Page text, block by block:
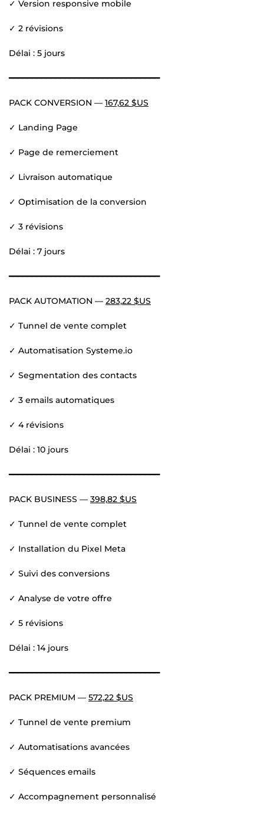
✓ Version responsive mobile
✓ 2 révisions
Délai : 5 jours
━━━━━━━━━━━━━━━━━━━━━━━━━━━━━━━━
PACK CONVERSION — 167,62 $US
✓ Landing Page
✓ Page de remerciement
✓ Livraison automatique
✓ Optimisation de la conversion
✓ 3 révisions
Délai : 7 jours
━━━━━━━━━━━━━━━━━━━━━━━━━━━━━━━━
PACK AUTOMATION — 283,22 $US
✓ Tunnel de vente complet
✓ Automatisation Systeme.io
✓ Segmentation des contacts
✓ 3 emails automatiques
✓ 4 révisions
Délai : 10 jours
━━━━━━━━━━━━━━━━━━━━━━━━━━━━━━━━
PACK BUSINESS — 398,82 $US
✓ Tunnel de vente complet
✓ Installation du Pixel Meta
✓ Suivi des conversions
✓ Analyse de votre offre
✓ 5 révisions
Délai : 14 jours
━━━━━━━━━━━━━━━━━━━━━━━━━━━━━━━━
PACK PREMIUM — 572,22 $US
✓ Tunnel de vente premium
✓ Automatisations avancées
✓ Séquences emails
✓ Accompagnement personnalisé